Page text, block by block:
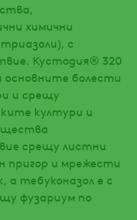
химични
с
Кустодия® 320
основните болести
и срещу
култури и
срещу листни
пригор и мрежести
а тебуконазол е с
фузариум по